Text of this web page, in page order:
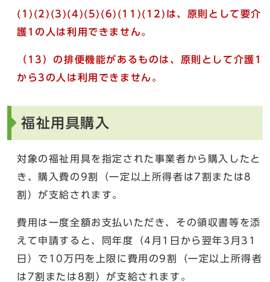
(1)(2)(3)(4)(5)(6)(11)(12)は、原則として要介
護1の人は利用できません。
（13）の排便機能があるものは、原則として介護1
から3の人は利用できません。
福祉用具購入
対象の福祉用具を指定された事業者から購入したと
き、購入費の9割（一定以上所得者は7割または8
割）が支給されます。
費用は一度全額お支払いただき、その領収書等を添
えて申請すると、同年度（4月1日から翌年3月31
日）で10万円を上限に費用の9割（一定以上所得者
は7割または8割）が支給されます。